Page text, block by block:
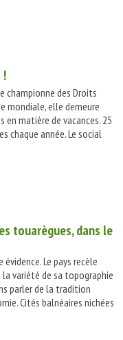
!
championne des Droits
mondiale, elle demeure
matière de vacances. 25
chaque année. Le social
touarègues, dans le
Le pays recèle
variété de sa topographie
parler de la tradition
Cités balnéaires nichées